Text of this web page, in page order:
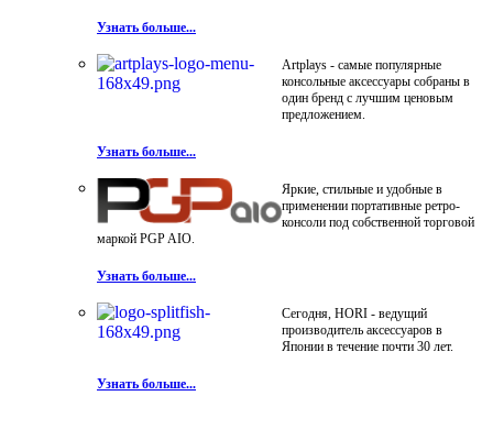
Узнать больше...
Artplays - самые популярные
консольные аксессуары собраны в
один бренд с лучшим ценовым
предложением.
Узнать больше...
Яркие, стильные и удобные в
применении портативные ретро-
консоли под собственной торговой
маркой PGP AIO.
Узнать больше...
Сегодня, HORI - ведущий
производитель аксессуаров в
Японии в течение почти 30 лет.
Узнать больше...